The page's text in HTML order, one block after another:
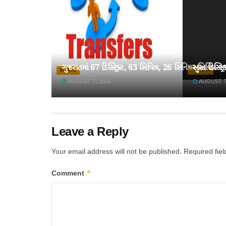
પ્રાદેશિક
ગુજરાતમાં 67 ડિસ્ટ્રિક્ટ, 63 સિવિલ, 26 સિનિયર સિવિલ
AUGUST 7, 2026
ભાવનગર
સુરત
AUGUST
Leave a Reply
Your email address will not be published. Required
Comment *